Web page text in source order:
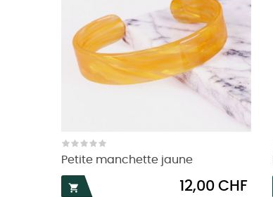
Petite manchette jaune

Prix
12,00 CHF